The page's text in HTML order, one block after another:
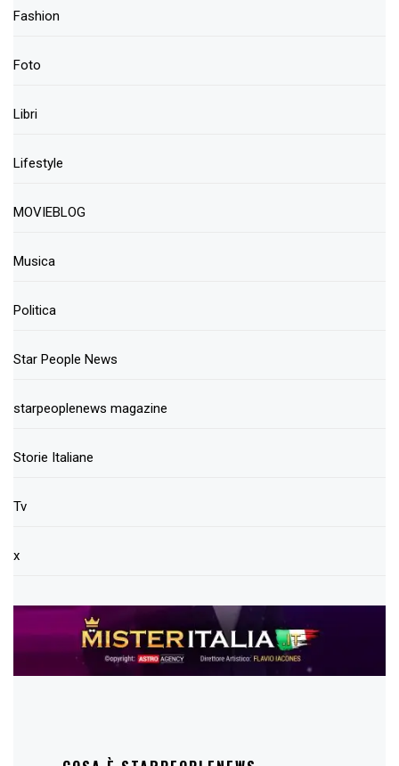
Fashion
Foto
Libri
Lifestyle
MOVIEBLOG
Musica
Politica
Star People News
starpeoplenews magazine
Storie Italiane
Tv
x